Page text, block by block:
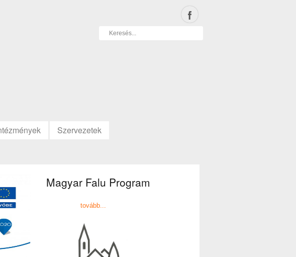
Szervezetek
Magyar Falu Program
tovább...